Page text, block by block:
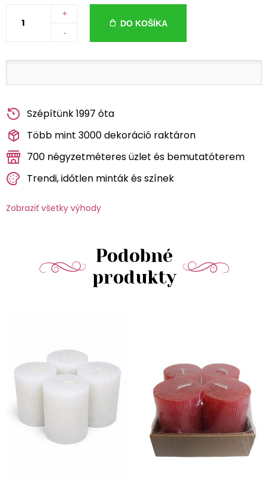
+
-
DO KOŠÍKA
Szépítünk 1997 óta
Több mint 3000 dekoráció raktáron
700 négyzetméteres üzlet és bemutatóterem
Trendi, időtlen minták és színek
Zobraziť všetky výhody
Podobné
produkty